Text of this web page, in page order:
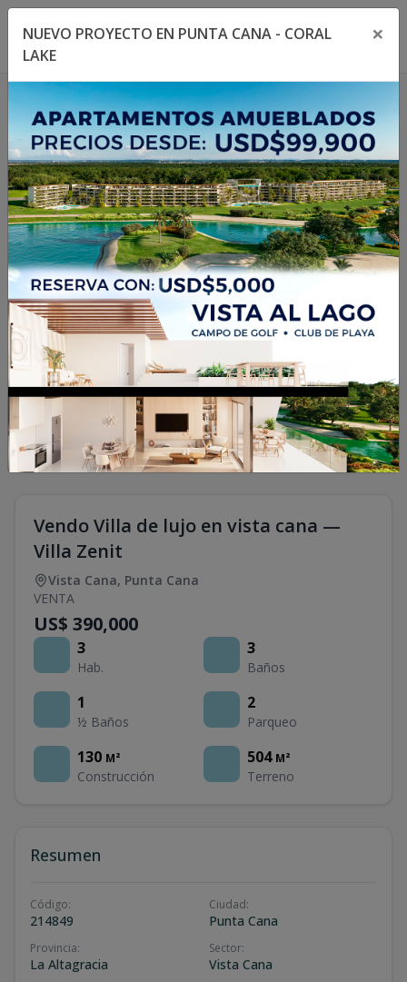
Toggle navigation menu
1/ 18
Vendo Villa de lujo en vista cana —
Villa Zenit
Vista Cana, Punta Cana
VENTA
US$ 390,000
3
Hab.
3
Baños
1
½ Baños
2
Parqueo
130 M²
Construcción
504 M²
Terreno
Resumen
Código:
214849
Ciudad:
Punta Cana
Provincia:
La Altagracia
Sector:
Vista Cana
NUEVO PROYECTO EN PUNTA CANA - CORAL
LAKE
×